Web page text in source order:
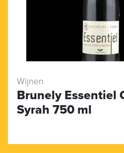
Wijnen
Brunely Essentiel
Syrah 750 ml